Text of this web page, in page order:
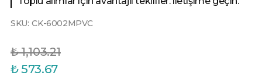
SKU: CK-6002MPVC
₺ 1,103.21
₺ 573.67